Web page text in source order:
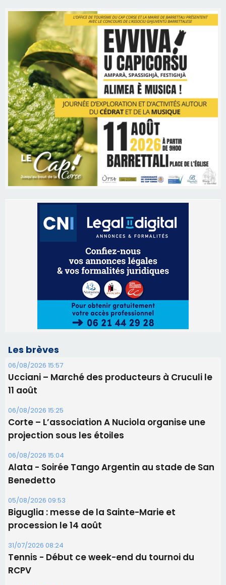
Les brèves
06/08/2026 15:57
Ucciani – Marché des producteurs à Cruculi le
11 août
06/08/2026 15:25
Corte – L’association A Nuciola organise une
projection sous les étoiles
06/08/2026 15:04
Alata - Soirée Tango Argentin au stade de San
Benedetto
05/08/2026 09:53
Biguglia : messe de la Sainte-Marie et
procession le 14 août
31/07/2026 08:24
Tennis - Début ce week-end du tournoi du
RCPV